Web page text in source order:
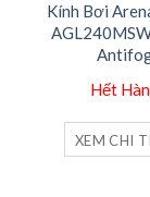
Kính Bơi
Hết
XEM CHI